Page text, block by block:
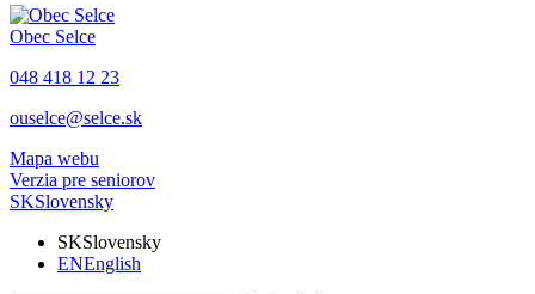
Obec Selce
048 418 12 23
ouselce@selce.sk
Mapa webu
Verzia pre seniorov
SKSlovensky
SKSlovensky
ENEnglish